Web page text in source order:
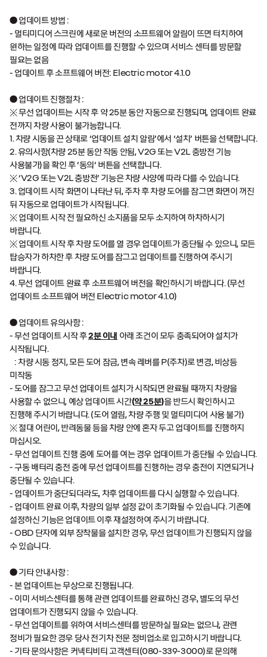
●업데이트 방법 :
- 멀티미디어 스크린에 새로운 버전의 소프트웨어 알림이 뜨면 터치하여
원하는 일정에 따라 업데이트를 진행할 수 있으며 서비스 센터를 방문할
필요는 없음
- 업데이트 후 소프트웨어 버전: Electric motor 4.1.0
●업데이트 진행절차:
※ 무선 업데이트는 시작 후 약25분 동안 자동으로 진행되며, 업데이트 완료
전까지 차량 사용이 불가능합니다.
1.차량 시동을 끈 상태로‘업데이트 설치 알림’에서 ‘설치’ 버튼을 선택합니다.
2.유의사항(차량25분 동안 작동 안됨, V2G또는V2L충방전 기능
사용불가)을 확인 후‘동의‘ 버튼을 선택합니다.
※‘V2G또는V2L충방전’ 기능은 차량 사양에 따라 다를 수 있습니다.
3.업데이트 시작 화면이 나타난 뒤,주차 후 차량 도어를 잠그면 화면이 꺼진
뒤 자동으로 업데이트가 시작됩니다.
※ 업데이트 시작 전 필요하신 소지품을 모두 소지하여 하차하시기
바랍니다.
※ 업데이트 시작 후 차량 도어를 열 경우 업데이트가 중단될 수 있으니,모든
탑승자가 하차한 후 차량 도어를 잠그고 업데이트를 진행하여 주시기
바랍니다.
4.무선 업데이트 완료 후 소프트웨어 버전을 확인하시기 바랍니다. (무선
업데이트 소프트웨어 버전 Electric motor 4.1.0)
●업데이트 유의사항 :
-무선 업데이트 시작 후2분 이내 아래 조건이 모두 충족되어야 설치가
시작됩니다.
:차량 시동 정지,모든 도어 잠금,변속 레버를P(주차)로 변경,비상등
미작동
-도어를 잠그고 무선 업데이트 설치가 시작되면 완료될 때까지 차량을
사용할 수 없으니, 예상 업데이트 시간(약25분)을 반드시 확인하시고
진행해 주시기 바랍니다. (도어 열림,차량 주행 및 멀티미디어 사용 불가)
※ 절대 어린이,반려동물 등을 차량 안에 혼자 두고 업데이트를 진행하지
마십시오.
-무선 업데이트 진행 중에 도어를 여는 경우 업데이트가 중단될 수 있습니다.
-구동 배터리 충전 중에 무선 업데이트를 진행하는 경우 충전이 지연되거나
중단될 수 있습니다.
- 업데이트가 중단되더라도,차후 업데이트를 다시 실행할 수 있습니다.
- 업데이트 완료 이후,차량의 일부 설정 값이 초기화될 수 있습니다.기존에
설정하신 기능은 업데이트 이후 재설정하여 주시기 바랍니다.
- OBD 단자에 외부 장착물을 설치한 경우,무선 업데이트가 진행되지 않을
수 있습니다.
●기타 안내사항 :
-본 업데이트는 무상으로 진행됩니다.
- 이미 서비스센터를 통해 관련 업데이트를 완료하신 경우,별도의 무선
업데이트가 진행되지 않을 수 있습니다.
-무선 업데이트를 위하여 서비스센터를 방문하실 필요는 없으나,관련
정비가 필요한 경우 당사 전기차 전문 정비업소로 입고하시기 바랍니다.
- 기타 문의사항은 커넥티비티 고객센터(080-339-3000)로 문의해